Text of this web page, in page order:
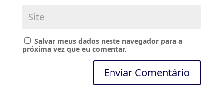
Salvar meus dados neste navegador para a
próxima vez que eu comentar.